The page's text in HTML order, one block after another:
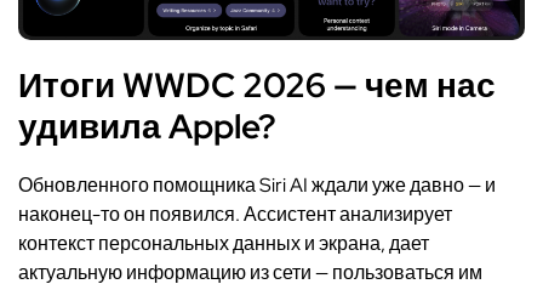
Итоги WWDC 2026 — чем нас
удивила Apple?
Обновленного помощника Siri AI ждали уже давно — и
наконец-то он появился. Ассистент анализирует
контекст персональных данных и экрана, дает
актуальную информацию из сети — пользоваться им